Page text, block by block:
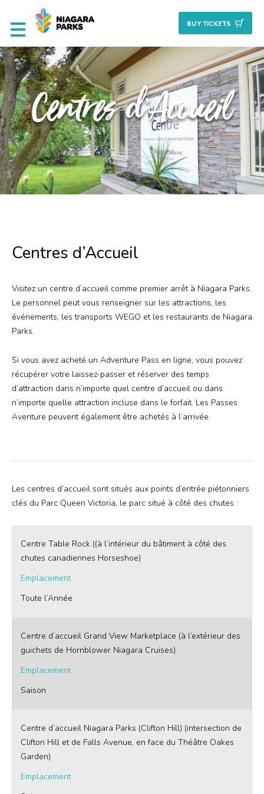
BUY TICKETS
Attractions
Culinaire
Nature + Jardins
Patrimoine
Niagara Falls Pass
Rechercher
Corporatif
Mariages
Centres d’Accueil
Centres d’Accueil
Visitez un centre d’accueil comme premier arrêt à Niagara Parks.
Le personnel peut vous renseigner sur les attractions, les
événements, les transports WEGO et les restaurants de Niagara
Parks.
Si vous avez acheté un Adventure Pass en ligne, vous pouvez
récupérer votre laissez-passer et réserver des temps
d’attraction dans n’importe quel centre d’accueil ou dans
n’importe quelle attraction incluse dans le forfait. Les Passes
Aventure peuvent également être achetés à l’arrivée.
Les centres d’accueil sont situés aux points d’entrée piétonniers
clés du Parc Queen Victoria, le parc situé à côté des chutes :
Centre Table Rock ((à l’intérieur du bâtiment à côté des
chutes canadiennes Horseshoe)
Emplacement
Toute l’Année
Centre d’accueil Grand View Marketplace (à l’extérieur des
guichets de Hornblower Niagara Cruises)
Emplacement
Saison
Centre d’accueil Niagara Parks (Clifton Hill) (intersection de
Clifton Hill et de Falls Avenue, en face du Théâtre Oakes
Garden)
Emplacement